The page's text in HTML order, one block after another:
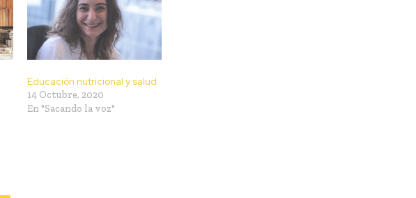
Educación nutricional y salud
14 Octubre, 2020
En "Sacando la voz"